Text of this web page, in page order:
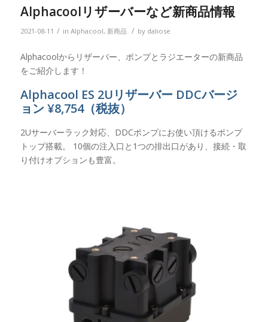
Alphacoolリザーバーなど新商品情報
2021-08-11 / in Alphacool, 新商品 / by daliose
Alphacoolからリザーバー、ポンプとラジエーターの新商品
をご紹介します！
Alphacool ES 2Uリザーバー DDCバージ
ョン ¥8,754（税抜）
2Uサーバーラック対応、DDCポンプにお使い頂けるポンプ
トップ搭載。 10個の注入口と1つの排出口があり、接続・取
り付けオプションも豊富。